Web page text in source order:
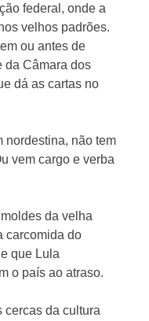
federal, onde a
velhos padrões.
ou antes de
da Câmara dos
dá as cartas no
nordestina, não tem
vem cargo e verba
da velha
carcomida do
que Lula
o país ao atraso.
cercas da cultura